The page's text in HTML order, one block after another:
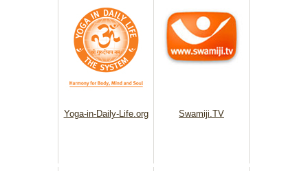
Yoga-in-Daily-Life.org Swamiji.TV